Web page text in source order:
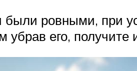
были ровными, при
убрав его,